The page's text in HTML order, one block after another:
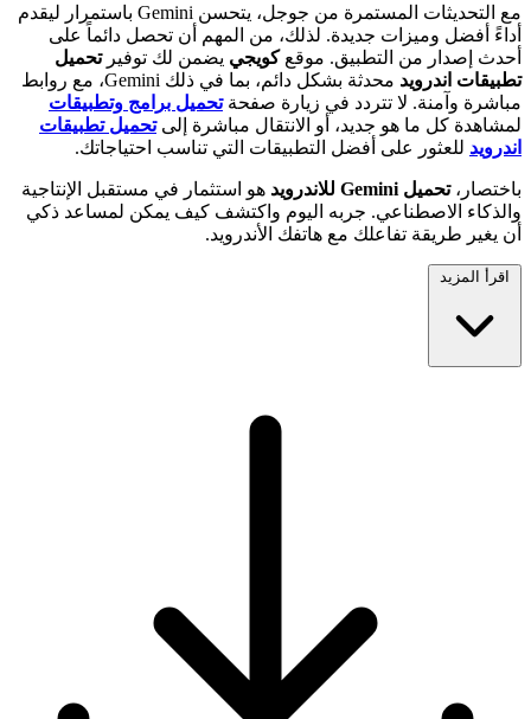
مع التحديثات المستمرة من جوجل، يتحسن Gemini باستمرار ليقدم
أداءً أفضل وميزات جديدة. لذلك، من المهم أن تحصل دائماً على
أحدث إصدار من التطبيق. موقعكويجي يضمن لك توفيرتحميل
تطبيقات اندرويد
محدثة بشكل دائم، بما في ذلك Gemini، مع روابط
مباشرة وآمنة. لا تتردد في زيارة صفحةتحميل برامج وتطبيقات
لمشاهدة كل ما هو جديد، أو الانتقال مباشرة إلىتحميل تطبيقات
اندرويد للعثور على أفضل التطبيقات التي تناسب احتياجاتك.
باختصار،تحميل Gemini للاندرويد
هو استثمار في مستقبل الإنتاجية
والذكاء الاصطناعي. جربه اليوم واكتشف كيف يمكن لمساعد ذكي
أن يغير طريقة تفاعلك مع هاتفك الأندرويد.
اقرأ المزيد